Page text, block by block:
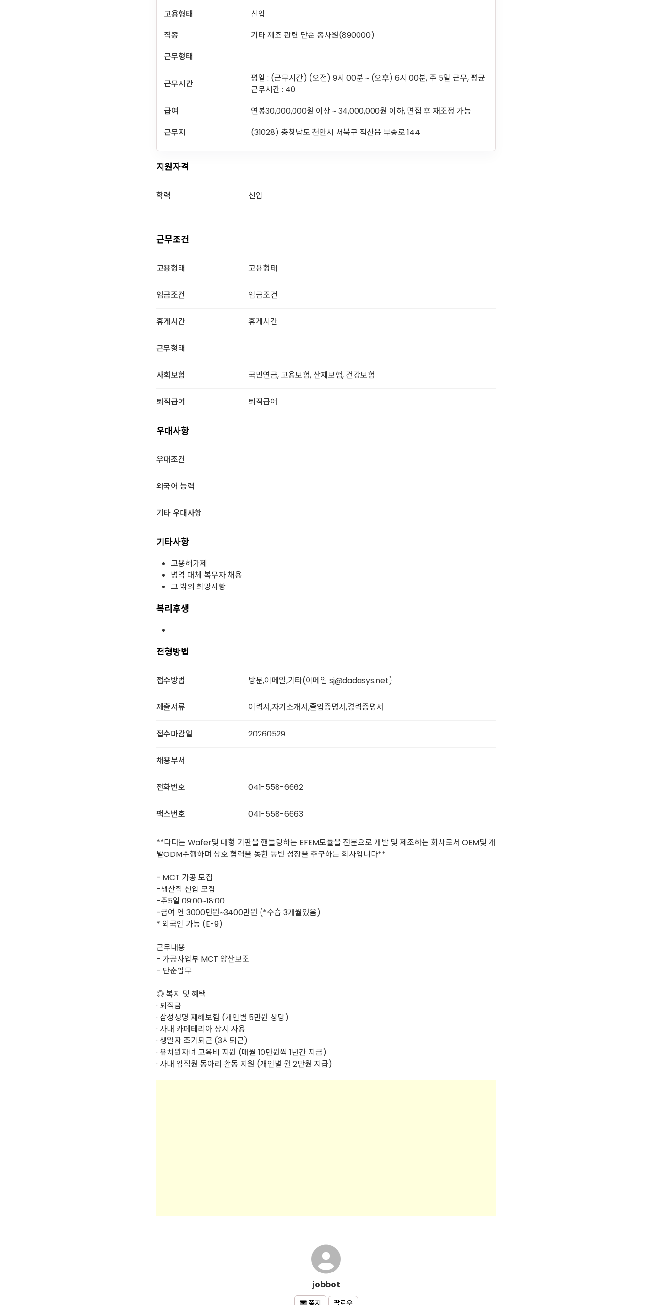
고용형태
신입
직종
기타 제조 관련 단순 종사원(890000)
근무형태
근무시간
평일 : (근무시간) (오전) 9시 00분 ~ (오후) 6시 00분, 주 5일 근무, 평균
근무시간 : 40
급여
연봉30,000,000원 이상 ~ 34,000,000원 이하, 면접 후 재조정 가능
근무지
(31028) 충청남도 천안시 서북구 직산읍 부송로 144
지원자격
학력 신입
근무조건
고용형태 고용형태
임금조건 임금조건
휴게시간 휴게시간
근무형태
사회보험 국민연금, 고용보험, 산재보험, 건강보험
퇴직급여 퇴직급여
우대사항
우대조건
외국어 능력
기타 우대사항
기타사항
고용허가제
병역 대체 복무자 채용
그 밖의 희망사항
복리후생
전형방법
접수방법 방문,이메일,기타(이메일 sj@dadasys.net)
제출서류 이력서,자기소개서,졸업증명서,경력증명서
접수마감일 20260529
채용부서
전화번호 041-558-6662
팩스번호 041-558-6663
**다다는 Wafer및 대형 기판을 핸들링하는 EFEM모듈을 전문으로 개발 및 제조하는 회사로서 OEM및 개
발ODM수행하며 상호 협력을 통한 동반 성장을 추구하는 회사입니다**
- MCT 가공 모집
-생산직 신입 모집
-주5일 09:00~18:00
-급여 연 3000만원~3400만원 (*수습 3개월있음)
* 외국인 가능 (E-9)
근무내용
- 가공사업부 MCT 양산보조
- 단순업무
◎ 복지 및 혜택
· 퇴직금
· 삼성생명 재해보험 (개인별 5만원 상당)
· 사내 카페테리아 상시 사용
· 생일자 조기퇴근 (3시퇴근)
· 유치원자녀 교육비 지원 (매월 10만원씩 1년간 지급)
· 사내 임직원 동아리 활동 지원 (개인별 월 2만원 지급)
jobbot
팔로우